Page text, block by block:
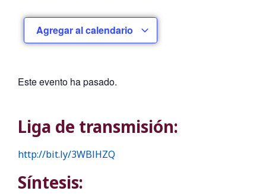
Agregar al calendario
Este evento ha pasado.
Liga de transmisión:
http://bit.ly/3WBlHZQ
Síntesis: